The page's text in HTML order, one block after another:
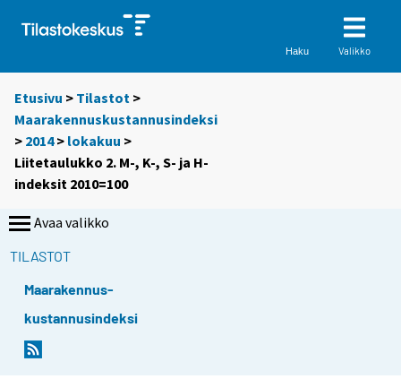
Haku Valikko
Etusivu > Tilastot >
Maarakennuskustannusindeksi
> 2014> lokakuu >
Liitetaulukko 2. M-, K-, S- ja H-
indeksit 2010=100
Avaa valikko
TILASTOT
Maarakennus-
kustannusindeksi